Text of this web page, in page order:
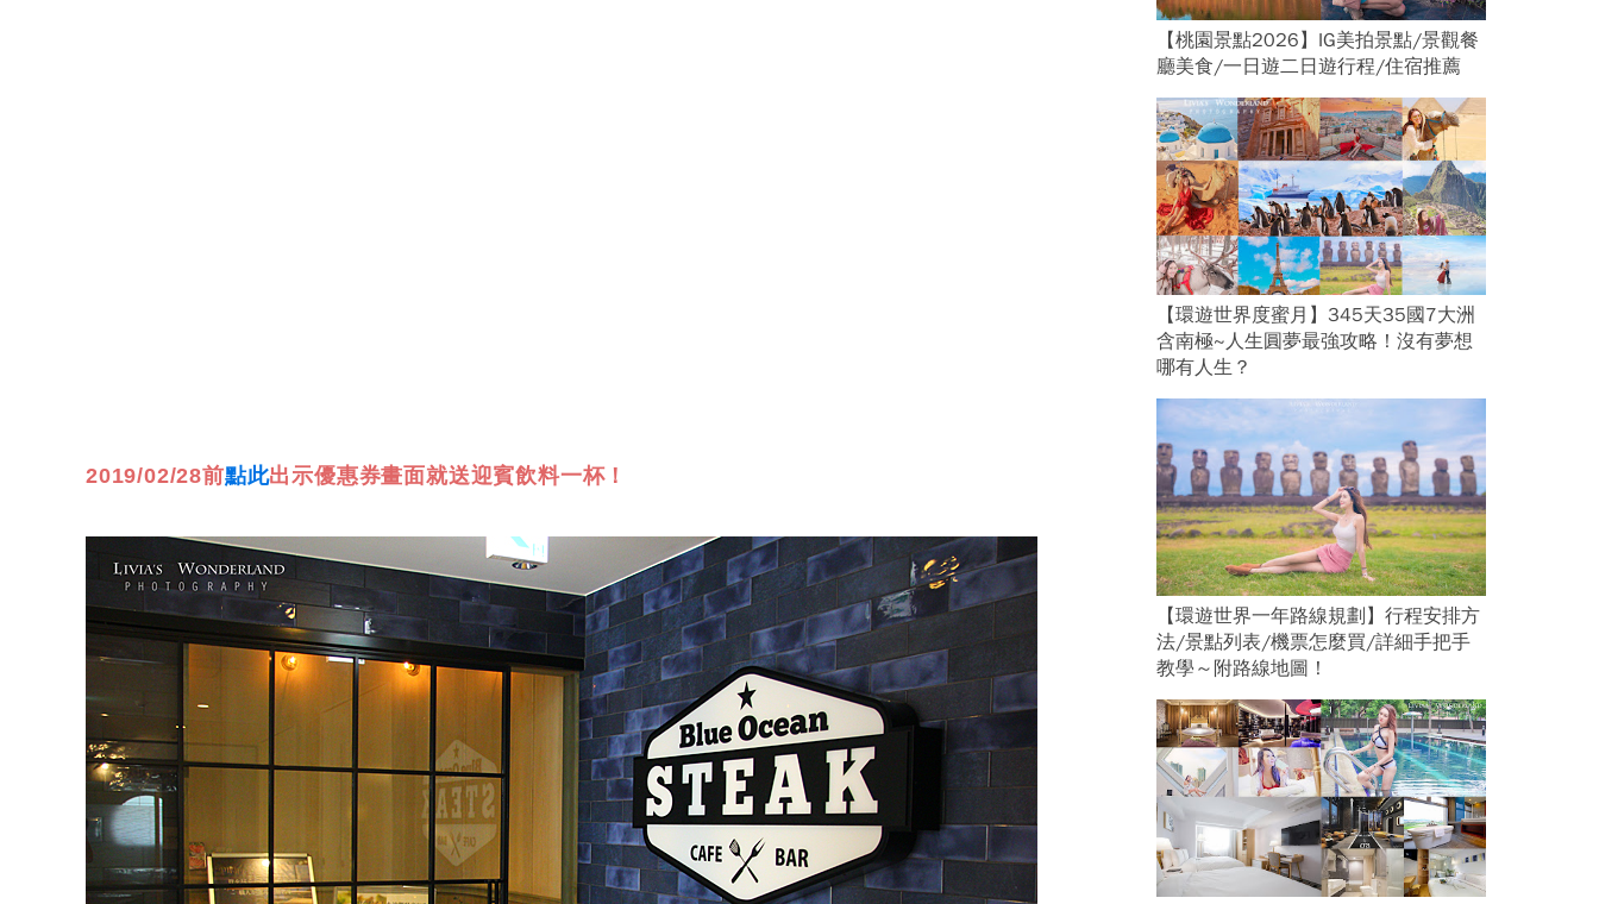
2019/02/28前點此出示優惠券畫面就送迎賓飲料一杯！
【桃園景點2026】IG美拍景點/景觀餐
廳美食/一日遊二日遊行程/住宿推薦
【環遊世界度蜜月】345天35國7大洲
含南極~人生圓夢最強攻略！沒有夢想
哪有人生？
【環遊世界一年路線規劃】行程安排方
法/景點列表/機票怎麼買/詳細手把手
教學～附路線地圖！